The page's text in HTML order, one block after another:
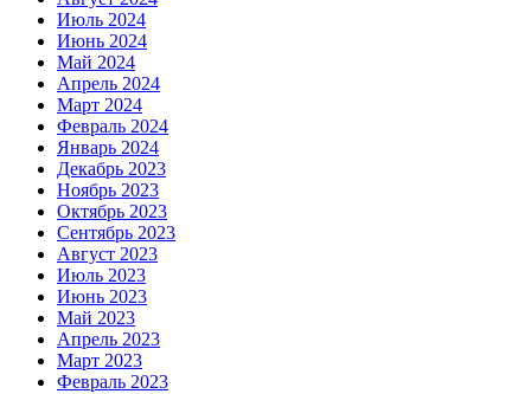
Июль 2024
Июнь 2024
Май 2024
Апрель 2024
Март 2024
Февраль 2024
Январь 2024
Декабрь 2023
Ноябрь 2023
Октябрь 2023
Сентябрь 2023
Август 2023
Июль 2023
Июнь 2023
Май 2023
Апрель 2023
Март 2023
Февраль 2023